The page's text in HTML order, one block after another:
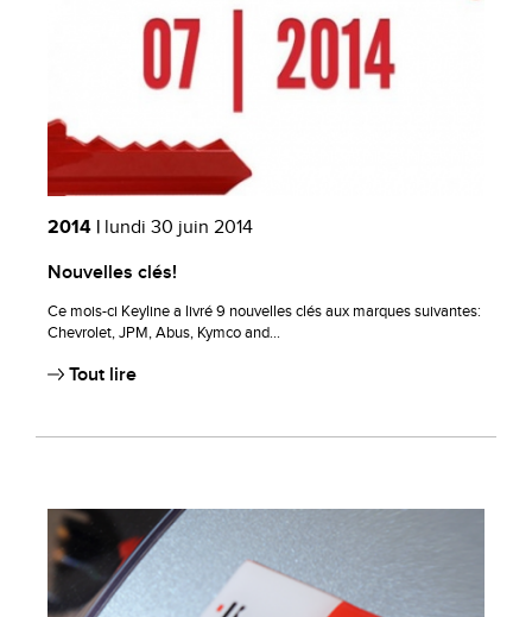
2014 | lundi 30 juin 2014
Nouvelles clés!
Ce mois-ci Keyline a livré 9 nouvelles clés aux marques suivantes:
Chevrolet, JPM, Abus, Kymco and...
Tout lire